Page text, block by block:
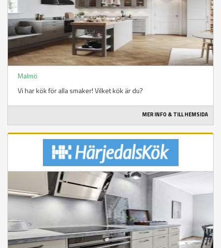
Malmö
Vi har kök för alla smaker! Vilket kök är du?
MER INFO & TILL HEMSIDA